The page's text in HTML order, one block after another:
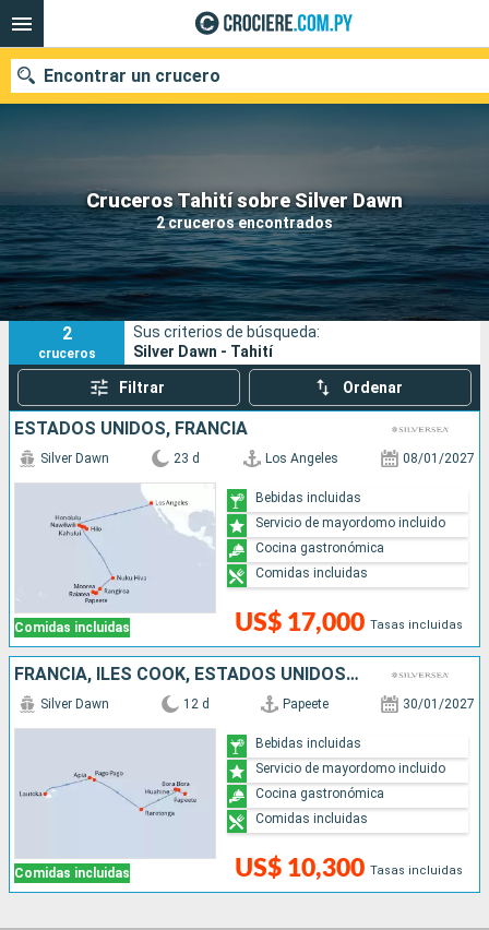
Cruceros Tahití sobre Silver Dawn
2 cruceros encontrados
Encontrar un crucero
Nuestros destinos
Fecha de salida
Puertos Compañías
2
cruceros
Sus criterios de búsqueda:
Silver Dawn - Tahití
Filtrar Ordenar
ESTADOS UNIDOS, FRANCIA
Comidas incluidas
Silver Dawn 23 d Los Angeles 08/01/2027
US$ 17,000 Tasas incluidas
Bebidas incluidas
Servicio de mayordomo incluido
Cocina gastronómica
Comidas incluidas
FRANCIA, ILES COOK, ESTADOS UNIDOS, SAMOA, FIDJI (ISLAS)
Comidas incluidas
Silver Dawn 12 d Papeete 30/01/2027
US$ 10,300 Tasas incluidas
Bebidas incluidas
Servicio de mayordomo incluido
Cocina gastronómica
Comidas incluidas